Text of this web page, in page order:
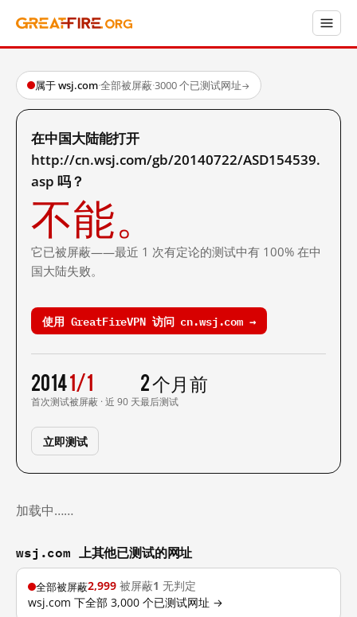
属于 wsj.com·全部被屏蔽·3000 个已测试网址→
在中国大陆能打开
http://cn.wsj.com/gb/20140722/ASD154539.
asp 吗？
不能。
它已被屏蔽——最近 1 次有定论的测试中有 100% 在中
国大陆失败。
使用 GreatFireVPN 访问 cn.wsj.com →
2014
首次测试
1/1
被屏蔽 · 近 90 天
2 个月前
最后测试
立即测试
加载中……
wsj.com 上其他已测试的网址
全部被屏蔽2,999 被屏蔽1 无判定
wsj.com 下全部 3,000 个已测试网址 →